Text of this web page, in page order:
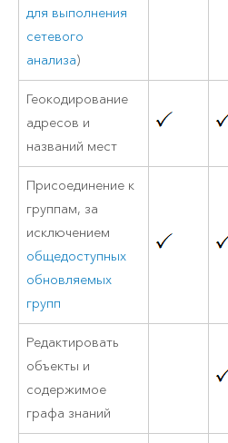
для выполнения
сетевого
анализа)
Геокодирование
адресов и
названий мест
Присоединение к
группам, за
исключением
общедоступных
обновляемых
групп
Редактировать
объекты и
содержимое
графа знаний